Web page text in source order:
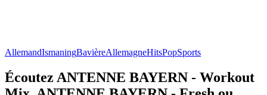
AllemandIsmaningBavièreAllemagneHitsPopSports
Écoutez ANTENNE BAYERN - Workout